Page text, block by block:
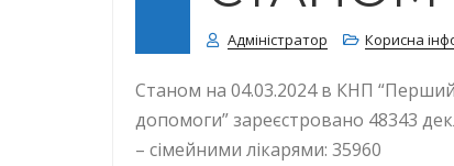
Адміністратор Корисна
Станом на 04.03.2024 в КНП
допомоги” зареєстровано 48343
– сімейними лікарями: 35960